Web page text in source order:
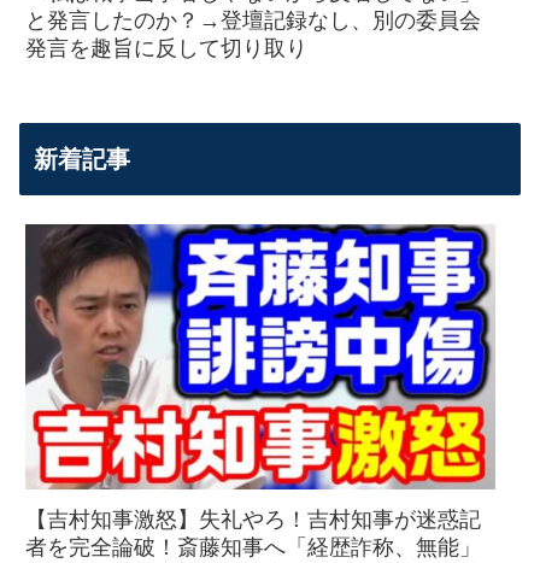
と発言したのか？→登壇記録なし、別の委員会
発言を趣旨に反して切り取り
新着記事
【吉村知事激怒】失礼やろ！吉村知事が迷惑記
者を完全論破！斎藤知事へ「経歴詐称、無能」